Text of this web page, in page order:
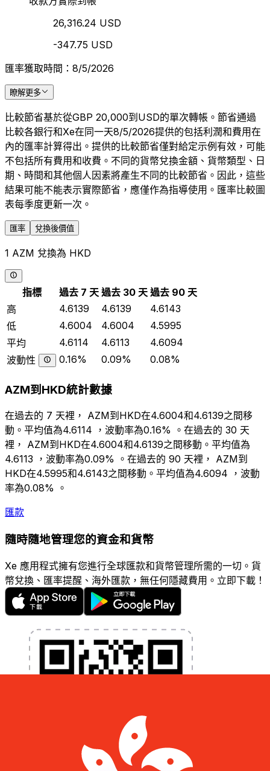
26,316.24 USD
-347.75 USD
匯率獲取時間：8/5/2026
瞭解更多
比較節省基於從GBP 20,000到USD的單次轉帳。節省通過
比較各銀行和Xe在同一天8/5/2026提供的包括利潤和費用在
內的匯率計算得出。提供的比較節省僅對給定示例有效，可能
不包括所有費用和收費。不同的貨幣兌換金額、貨幣類型、日
期、時間和其他個人因素將產生不同的比較節省。因此，這些
結果可能不能表示實際節省，應僅作為指導使用。匯率比較圖
表每季度更新一次。
匯率 兌換後價值
1 AZM 兌換為 HKD
指標 過去 7 天 過去 30 天 過去 90 天
高
4.6139 4.6139
4.6143
低
4.6004 4.6004
4.5995
平均
4.6114 4.6113
4.6094
波動性
0.16% 0.09% 0.08%
AZM到HKD統計數據
在過去的 7 天裡， AZM到HKD在4.6004和4.6139之間移
動。平均值為4.6114 ，波動率為0.16% 。在過去的 30 天
裡， AZM到HKD在4.6004和4.6139之間移動。平均值為
4.6113 ，波動率為0.09% 。在過去的 90 天裡， AZM到
HKD在4.5995和4.6143之間移動。平均值為4.6094 ，波動
率為0.08% 。
匯款
隨時隨地管理您的資金和貨幣
Xe 應用程式擁有您進行全球匯款和貨幣管理所需的一切。貨
幣兌換、匯率提醒、海外匯款，無任何隱藏費用。立即下載！